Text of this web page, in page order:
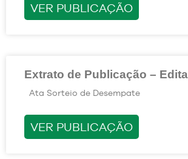
VER PUBLICAÇÃO
Extrato de Publicação –
Ata Sorteio de Desempate
VER PUBLICAÇÃO